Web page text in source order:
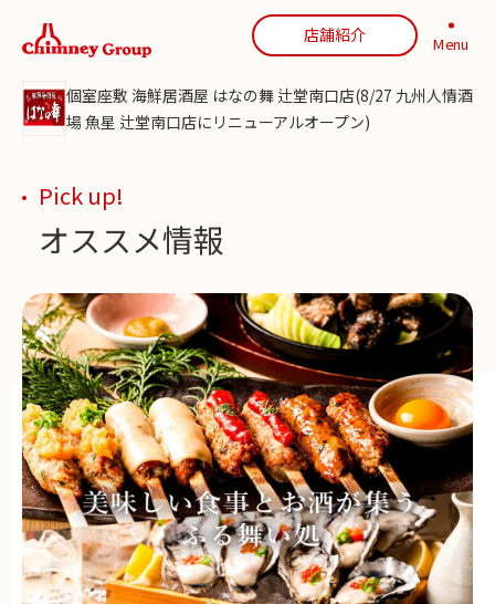
店舗紹介 Menu
個室座敷 海鮮居酒屋 はなの舞 辻堂南口店(8/27 九州人情酒
場 魚星 辻堂南口店にリニューアルオープン)
Pick up!
オススメ情報